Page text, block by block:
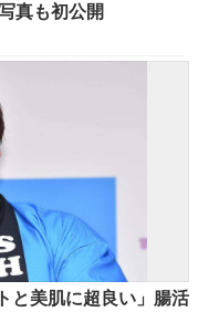
真も初公開
と美肌に超良い」腸活